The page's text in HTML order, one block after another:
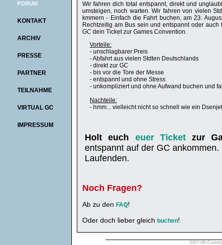
FORUM
KONTAKT
ARCHIV
PRESSE
PARTNER
TEILNAHME
VIRTUAL GC
IMPRESSUM
Wir fahren dich total entspannt, direkt und
umsteigen, noch warten. Wir fahren von vielen
kmmern - Einfach die Fahrt buchen, am 23.
Rechtzeitig am Bus sein und entspannt oder
GC dein Ticket zur Games Convention.
Vorteile:
- unschlagbarer Preis
- Abfahrt aus vielen Stdten Deutschlands
- direkt zur GC
- bis vor die Tore der Messe
- entspannt und ohne Stress
- unkompliziert und ohne Aufwand buchen und
Nachteile:
- hmm... vielleicht nicht so schnell wie ein
Holt euch euer Ticketzur
entspannt auf der GC
Laufenden.
Noch Fragen?
Ab zu den FAQ!
Oder doch lieber gleich buchen!
2007-08